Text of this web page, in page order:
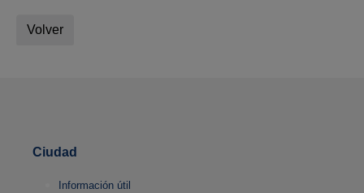
Volver
Ciudad
Información útil